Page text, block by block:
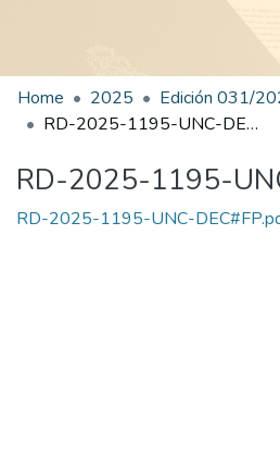
Home 2025
RD-2025-1195-UNC-DEC#FP
RD-2025-1195-
RD-2025-1195-UNC-